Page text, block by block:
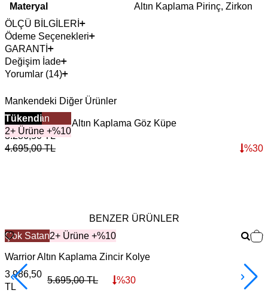
Materyal
Altın Kaplama Pirinç, Zirkon
ÖLÇÜ BİLGİLERİ
Ödeme Seçenekleri
GARANTİ
Değişim İade
Yorumlar (14)
Mankendeki Diğer Ürünler
Çok Satan
2+ Ürüne +%10
Tükendi
The Eye Zirkon Altın Kaplama Göz Küpe
3.286,50TL
4.695,00TL %30
BENZER ÜRÜNLER
Çok Satan2+ Ürüne +%10
Warrior Altın Kaplama Zincir Kolye
3.986,50
TL
5.695,00TL %30